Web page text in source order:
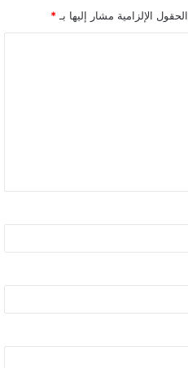
الحقول الإلزامية مشار إليها بـ *